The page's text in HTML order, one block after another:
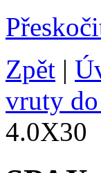
Zpět |
vruty
4.0X30